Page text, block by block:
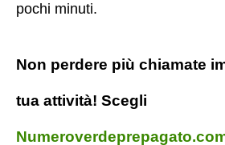
pochi minuti.
Non perdere più chiamate
tua attività! Scegli